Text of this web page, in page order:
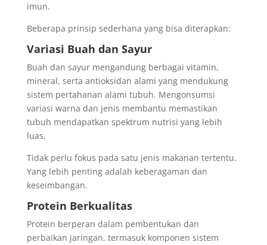
imun.
Beberapa prinsip sederhana yang bisa diterapkan:
Variasi Buah dan Sayur
Buah dan sayur mengandung berbagai vitamin,
mineral, serta antioksidan alami yang mendukung
sistem pertahanan alami tubuh. Mengonsumsi
variasi warna dan jenis membantu memastikan
tubuh mendapatkan spektrum nutrisi yang lebih
luas.
Tidak perlu fokus pada satu jenis makanan tertentu.
Yang lebih penting adalah keberagaman dan
keseimbangan.
Protein Berkualitas
Protein berperan dalam pembentukan dan
perbaikan jaringan, termasuk komponen sistem